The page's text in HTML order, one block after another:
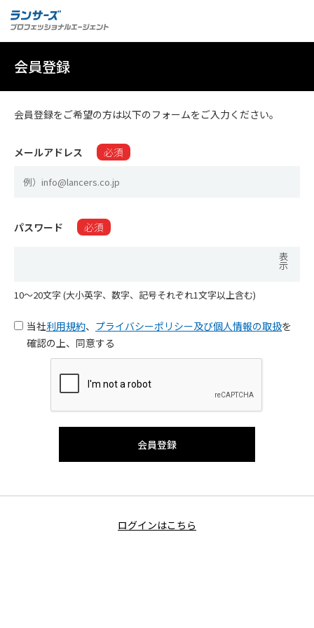
会員登録
会員登録をご希望の方は以下のフォームをご入力ください。
メールアドレス 必須
パスワード 必須
表
示
10〜20文字 (大小英字、数字、記号それぞれ1文字以上含む)
当社利用規約、 プライバシーポリシー及び個人情報の取扱を
確認の上、同意する
ログインはこちら